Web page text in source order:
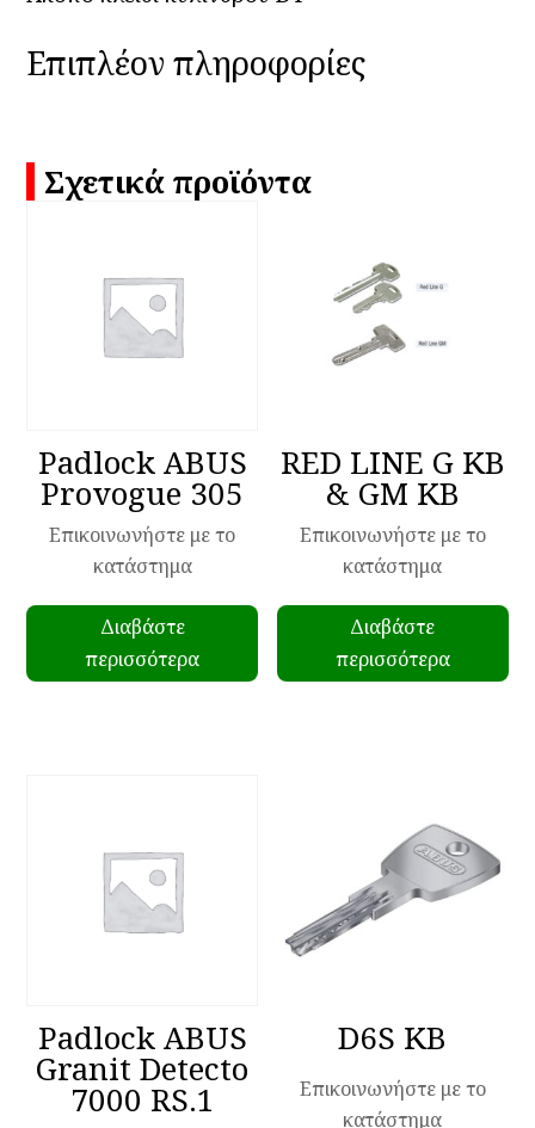
Επιπλέον πληροφορίες
Σχετικά προϊόντα
Padlock ABUS
Provogue 305
Επικοινωνήστε με το
κατάστημα
Διαβάστε
περισσότερα
RED LINE G KB
& GM KB
Επικοινωνήστε με το
κατάστημα
Διαβάστε
περισσότερα
Padlock ABUS
Granit Detecto
7000 RS.1
D6S KB
Επικοινωνήστε με το
κατάστημα